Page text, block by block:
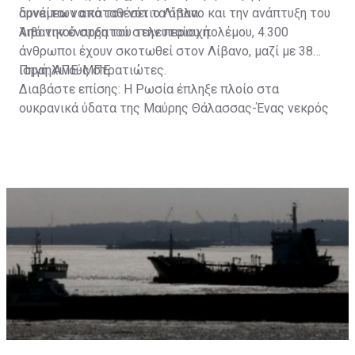
δυνάμεων από τον νότιο Λίβανο και την ανάπτυξη του
λιβανικού στρατού στην περιοχή.
αρνείται να καταθέσει τα όπλα.
Από την έναρξη του τελευταίου πολέμου, 4.300
άνθρωποι έχουν σκοτωθεί στον Λίβανο, μαζί με 38
ισραηλινούς στρατιώτες.
Πηγή: ΑΠΕ-ΜΠΕ
Διαβάστε επίσης: Η Ρωσία έπληξε πλοίο στα
ουκρανικά ύδατα της Μαύρης Θάλασσας-Ένας νεκρός